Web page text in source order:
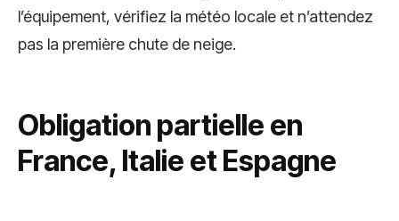
l’équipement, vérifiez la météo locale et n’attendez
pas la première chute de neige.
Obligation partielle en
France, Italie et Espagne